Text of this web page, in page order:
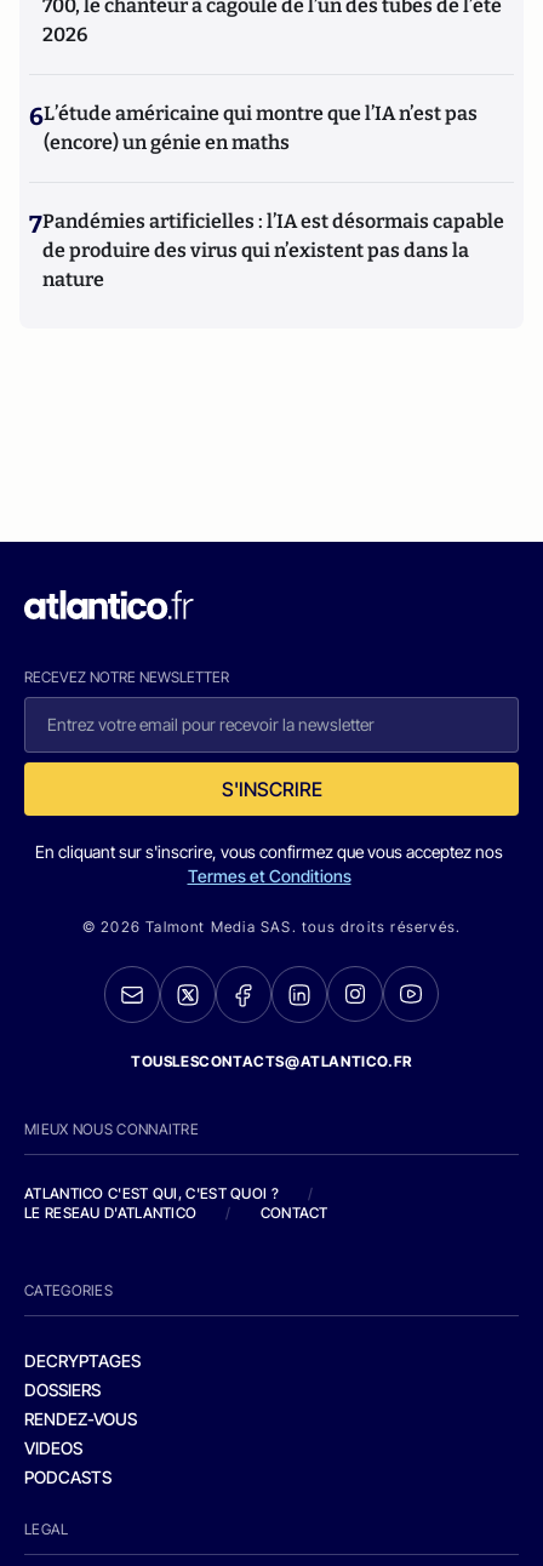
700, le chanteur à cagoule de l’un des tubes de l’été
2026
6L’étude américaine qui montre que l’IA n’est pas
(encore) un génie en maths
7Pandémies artificielles : l’IA est désormais capable
de produire des virus qui n’existent pas dans la
nature
RECEVEZ NOTRE NEWSLETTER
S'INSCRIRE
En cliquant sur s'inscrire, vous confirmez que vous acceptez nos
Termes et Conditions
© 2026 Talmont Media SAS. tous droits réservés.
TOUSLESCONTACTS@ATLANTICO.FR
MIEUX NOUS CONNAITRE
ATLANTICO C'EST QUI, C'EST QUOI ?
/
LE RESEAU D'ATLANTICO
/ CONTACT
CATEGORIES
DECRYPTAGES
DOSSIERS
RENDEZ-VOUS
VIDEOS
PODCASTS
LEGAL